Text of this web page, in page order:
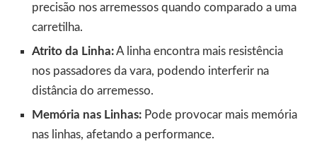
precisão nos arremessos quando comparado a uma
carretilha.
Atrito da Linha:A linha encontra mais resistência
nos passadores da vara, podendo interferir na
distância do arremesso.
Memória nas Linhas: Pode provocar mais memória
nas linhas, afetando a performance.